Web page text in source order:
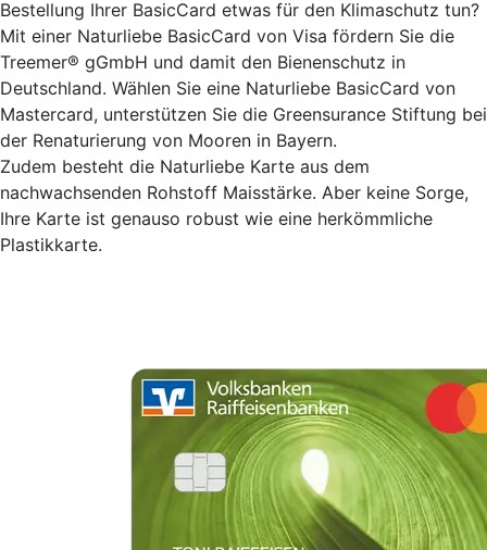
Bestellung Ihrer BasicCard etwas für den Klimaschutz tun?
Mit einer Naturliebe BasicCard von Visa fördern Sie die
Treemer® gGmbH und damit den Bienenschutz in
Deutschland. Wählen Sie eine Naturliebe BasicCard von
Mastercard, unterstützen Sie die Greensurance Stiftung bei
der Renaturierung von Mooren in Bayern.
Zudem besteht die Naturliebe Karte aus dem
nachwachsenden Rohstoff Maisstärke. Aber keine Sorge,
Ihre Karte ist genauso robust wie eine herkömmliche
Plastikkarte.